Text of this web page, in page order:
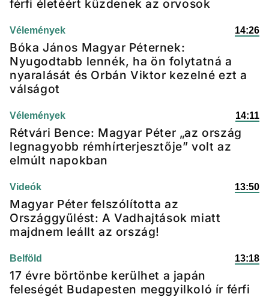
férfi életéért küzdenek az orvosok
Vélemények 14:26
Bóka János Magyar Péternek:
Nyugodtabb lennék, ha ön folytatná a
nyaralását és Orbán Viktor kezelné ezt a
válságot
Vélemények 14:11
Rétvári Bence: Magyar Péter „az ország
legnagyobb rémhírterjesztője” volt az
elmúlt napokban
Videók 13:50
Magyar Péter felszólította az
Országgyűlést: A Vadhajtások miatt
majdnem leállt az ország!
Belföld 13:18
17 évre börtönbe kerülhet a japán
feleségét Budapesten meggyilkoló ír férfi